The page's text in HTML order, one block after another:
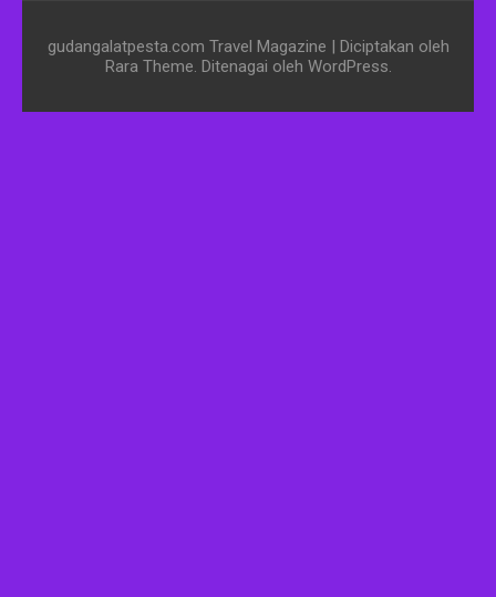
gudangalatpesta.com Travel Magazine | Diciptakan oleh
Rara Theme. Ditenagai oleh WordPress.